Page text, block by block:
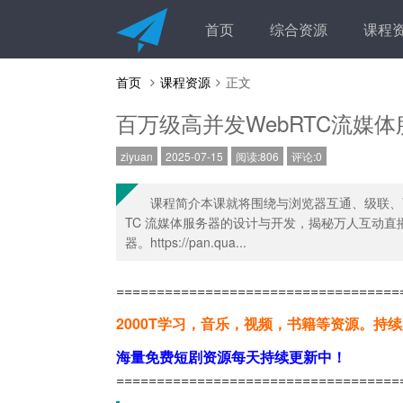
首页 综合资源 课程
首页 课程资源 正文
百万级高并发WebRTC流媒
ziyuan 2025-07-15 阅读:806 评论:0
课程简介本课就将围绕与浏览器互通、级联
TC 流媒体服务器的设计与开发，揭秘万人互动
器。https://pan.qua...
2000T学习，音乐，视频，书籍等资源。持
海量免费短剧资源每天持续更新中！